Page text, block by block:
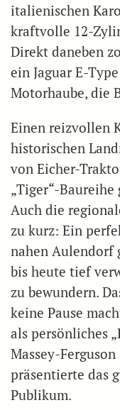
italienischen
kraftvolle 12-
Direkt daneben
ein Jaguar E-
Motorhaube, die
Einen reizvollen
historischen
von Eicher-
„Tiger“-
Auch die
zu kurz: Ein
nahen Aulendorf
bis heute tief
zu bewundern.
keine Pause
als persönliches
Massey-
präsentierte das
Publikum.